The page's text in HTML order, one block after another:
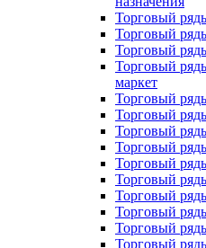
Торговый
Торговый
Торговый
Торговый
маркет
Торговый
Торговый
Торговый
Торговый
Торговый
Торговый
Торговый
Торговый
Торговый
Торговый